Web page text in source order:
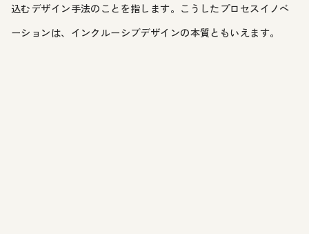
込むデザイン手法のことを指します。こうしたプロセスイノベ
ーションは、インクルーシブデザインの本質ともいえます。